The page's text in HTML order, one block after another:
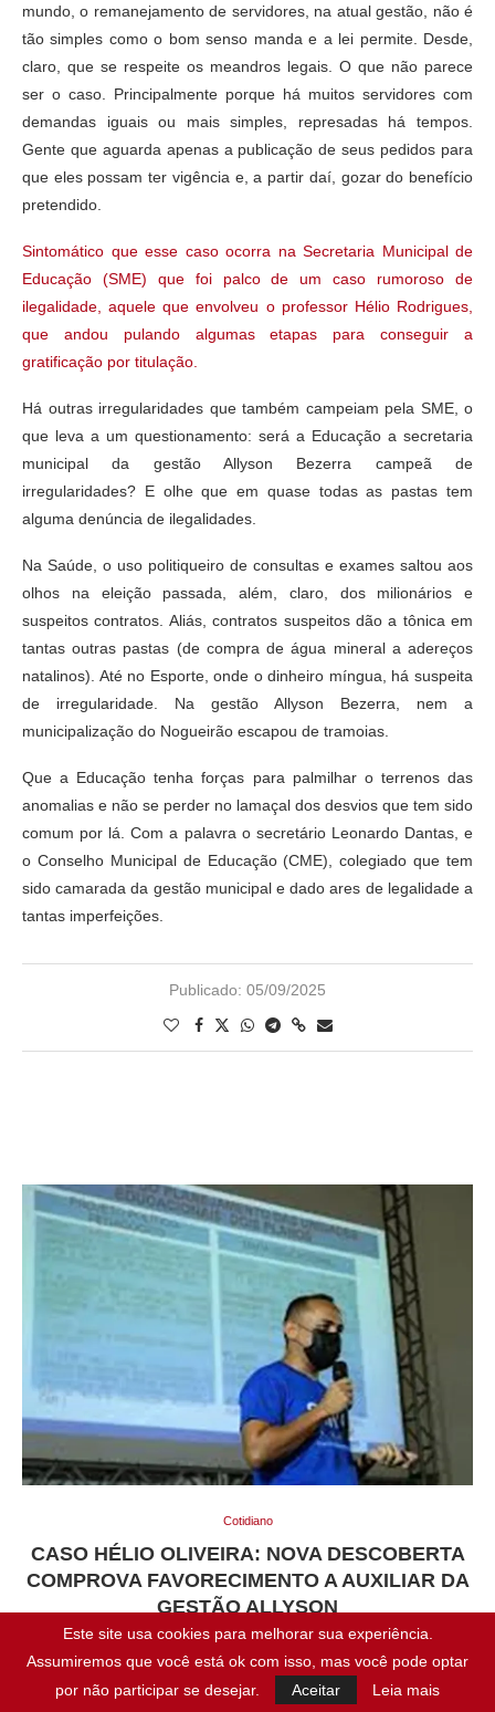
mundo, o remanejamento de servidores, na atual gestão, não é
tão simples como o bom senso manda e a lei permite. Desde,
claro, que se respeite os meandros legais. O que não parece
ser o caso. Principalmente porque há muitos servidores com
demandas iguais ou mais simples, represadas há tempos.
Gente que aguarda apenas a publicação de seus pedidos para
que eles possam ter vigência e, a partir daí, gozar do benefício
pretendido.
Sintomático que esse caso ocorra na Secretaria Municipal de
Educação (SME) que foi palco de um caso rumoroso de
ilegalidade, aquele que envolveu o professor Hélio Rodrigues,
que andou pulando algumas etapas para conseguir a
gratificação por titulação.
Há outras irregularidades que também campeiam pela SME, o
que leva a um questionamento: será a Educação a secretaria
municipal da gestão Allyson Bezerra campeã de
irregularidades? E olhe que em quase todas as pastas tem
alguma denúncia de ilegalidades.
Na Saúde, o uso politiqueiro de consultas e exames saltou aos
olhos na eleição passada, além, claro, dos milionários e
suspeitos contratos. Aliás, contratos suspeitos dão a tônica em
tantas outras pastas (de compra de água mineral a adereços
natalinos). Até no Esporte, onde o dinheiro míngua, há suspeita
de irregularidade. Na gestão Allyson Bezerra, nem a
municipalização do Nogueirão escapou de tramoias.
Que a Educação tenha forças para palmilhar o terrenos das
anomalias e não se perder no lamaçal dos desvios que tem sido
comum por lá. Com a palavra o secretário Leonardo Dantas, e
o Conselho Municipal de Educação (CME), colegiado que tem
sido camarada da gestão municipal e dado ares de legalidade a
tantas imperfeições.
Publicado: 05/09/2025
Cotidiano
CASO HÉLIO OLIVEIRA: NOVA DESCOBERTA
COMPROVA FAVORECIMENTO A AUXILIAR DA
GESTÃO ALLYSON
O Boca da Noite tem trazido à tona informações sobre
privilégios na gestão municipal para auxiliares da gestão Allyson
Este site usa cookies para melhorar sua experiência.
Assumiremos que você está ok com isso, mas você pode optar
por não participar se desejar.
Aceitar Leia mais